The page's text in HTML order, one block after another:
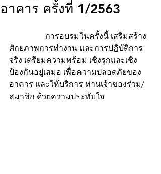
อาคาร ครั้งที่ 1/2563
ศักยภาพการทำงาน และการปฏิบัติการ
จริง เตรียมความพร้อม เชิงรุกและเชิง
ป้องกันอยู่เสมอ เพื่อความปลอดภัยของ
อาคาร และให้บริการ ท่านเจ้าของร่วม/
สมาชิก ด้วยความประทับใจ